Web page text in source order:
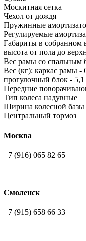
Москитная сетка
Чехол от дождя
Пружинные
Регулируемые
Габариты в
высота от пола до
Вес рамы со спальным
Вес (кг): каркас рамы -
прогулочный блок - 5,1
Передние
Тип колеса надувные
Ширина колесной базы
Центральный тормоз
Москва
+7 (916) 065 82 65
Смоленск
+7 (915) 658 66 33